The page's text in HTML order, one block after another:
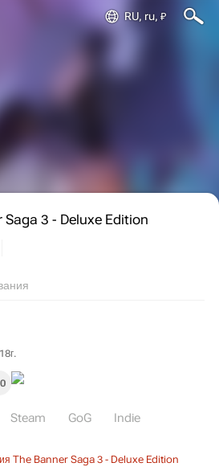
RU, ru, ₽
Saga 3 - Deluxe Edition
Steam GoG Indie
The Banner Saga 3 - Deluxe Edition